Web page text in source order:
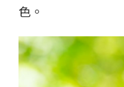
色。